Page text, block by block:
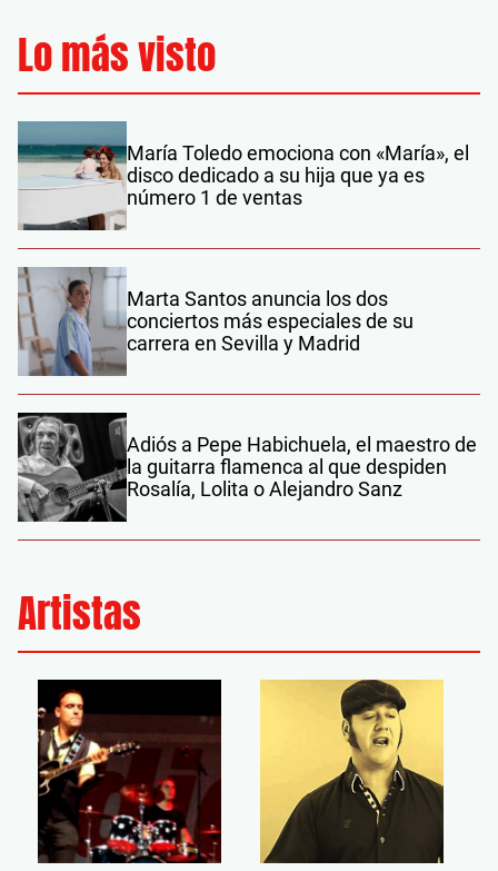
Lo más visto
María Toledo emociona con «María», el
disco dedicado a su hija que ya es
número 1 de ventas
Marta Santos anuncia los dos
conciertos más especiales de su
carrera en Sevilla y Madrid
Adiós a Pepe Habichuela, el maestro de
la guitarra flamenca al que despiden
Rosalía, Lolita o Alejandro Sanz
Artistas